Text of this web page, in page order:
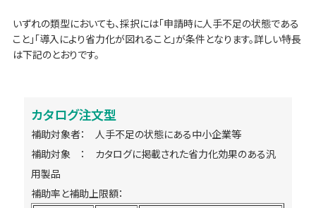
いずれの類型においても、採択には「申請時に人手不足の状態である
こと」「導入により省力化が図れること」が条件となります。詳しい特長
は下記のとおりです。
カタログ注文型
補助対象者： 人手不足の状態にある中小企業等
補助対象 ： カタログに掲載された省力化効果のある汎
用製品
補助率と補助上限額：